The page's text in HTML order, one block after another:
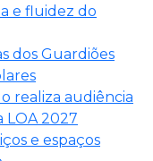
e fluidez do
dos Guardiões
realiza audiência
LOA 2027
e espaços